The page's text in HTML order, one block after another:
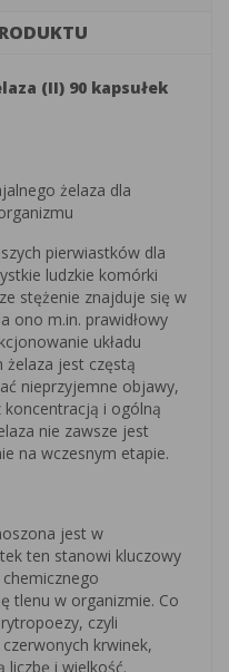
(II) 90 kapsułek
żelaza dla
pierwiastków dla
ludzkie komórki
stężenie znajduje się w
ono m.in. prawidłowy
układu
jest częstą
nieprzyjemne objawy,
i ogólną
nie zawsze jest
na wczesnym etapie.
jest w
ten stanowi kluczowy
tlenu w organizmie. Co
czyli
krwinek,
liczbę i wielkość.